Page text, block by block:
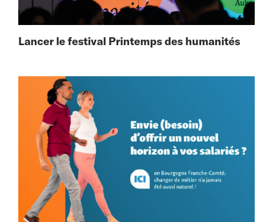
Lancer le festival Printemps des humanités